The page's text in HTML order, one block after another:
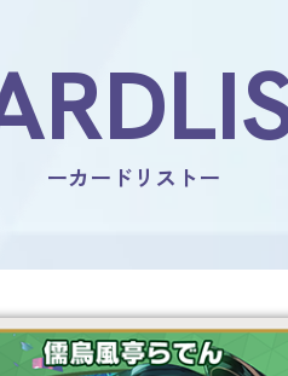
ーカードリストー